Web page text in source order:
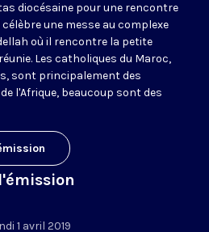
diocésaine pour une rencontre
une messe au complexe
où il rencontre la petite
Les catholiques du Maroc,
sont principalement des
l'Afrique, beaucoup sont des
1 avril 2019